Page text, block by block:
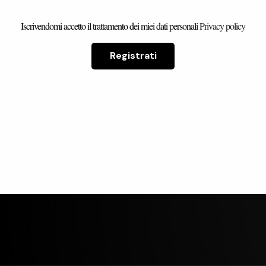
con
Il proprietario
carmine pucci
Iscrivendomi accetto il trattamento dei miei dati personaliPrivacy policy
Registrati